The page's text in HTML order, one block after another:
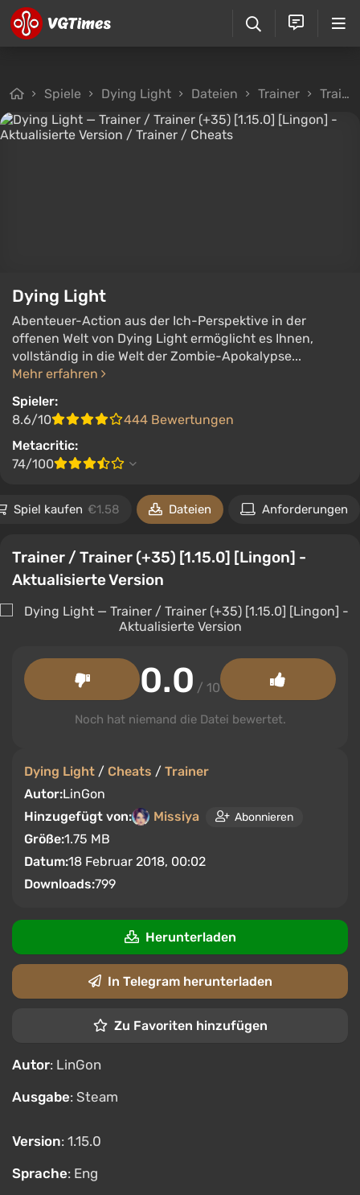
Spiele Dying Light Dateien Trainer Trainer / Trainer (+35) [1.15.0] [Lingon] - Aktualisierte Version
Dying Light
Abenteuer-Action aus der Ich-Perspektive in der
offenen Welt von Dying Light ermöglicht es Ihnen,
vollständig in die Welt der Zombie-Apokalypse...
Mehr erfahren
Spieler:
8.6/10
444 Bewertungen
Metacritic:
74/100
Spiel kaufen €1.58 Dateien Anforderungen
Trainer / Trainer (+35) [1.15.0] [Lingon] -
Aktualisierte Version
Dying Light / Cheats / Trainer
Autor:LinGon
Hinzugefügt von:
Missiya Abonnieren
Größe:1.75 MB
Datum:18 Februar 2018, 00:02
Downloads:799
0.0 / 10
Noch hat niemand die Datei bewertet.
Herunterladen
In Telegram herunterladen
Zu Favoriten hinzufügen
Autor: LinGon
Ausgabe: Steam
Version: 1.15.0
Sprache: Eng